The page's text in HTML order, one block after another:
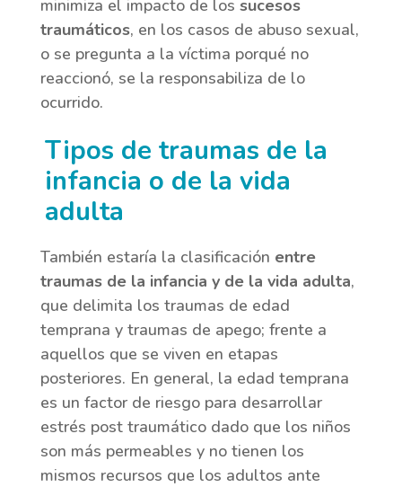
minimiza el impacto de los sucesos
traumáticos, en los casos de abuso sexual,
o se pregunta a la víctima porqué no
reaccionó, se la responsabiliza de lo
ocurrido.
Tipos de traumas de la
infancia o de la vida
adulta
También estaría la clasificación entre
traumas de la infancia y de la vida adulta,
que delimita los traumas de edad
temprana y traumas de apego; frente a
aquellos que se viven en etapas
posteriores. En general, la edad temprana
es un factor de riesgo para desarrollar
estrés post traumático dado que los niños
son más permeables y no tienen los
mismos recursos que los adultos ante